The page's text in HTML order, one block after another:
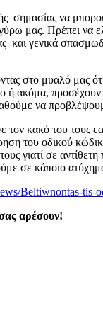
σημασίας να
μας. Πρέπει να
γενικά
στο μυαλό μας
ακόμα,
να
κακό του τους
του οδικού
γιατί σε
σε κάποιο
Beltiwnontas-tis-
αρέσουν!